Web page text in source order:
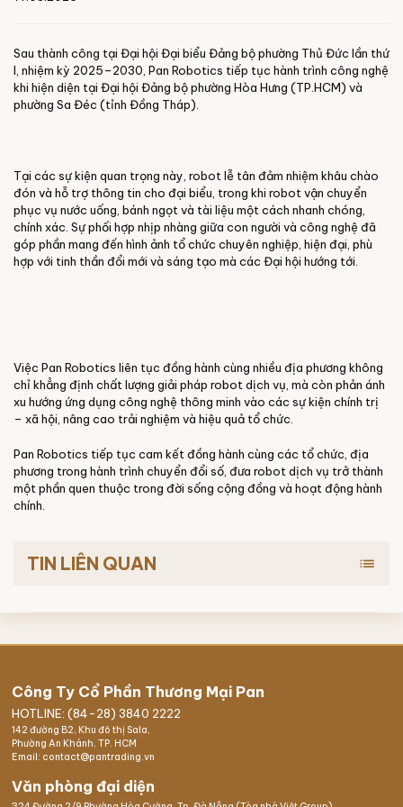
Sau thành công tại Đại hội Đại biểu Đảng bộ phường Thủ Đức lần thứ
I, nhiệm kỳ 2025–2030, Pan Robotics tiếp tục hành trình công nghệ
khi hiện diện tại Đại hội Đảng bộ phường Hòa Hưng (TP.HCM) và
phường Sa Đéc (tỉnh Đồng Tháp).
Tại các sự kiện quan trọng này, robot lễ tân đảm nhiệm khâu chào
đón và hỗ trợ thông tin cho đại biểu, trong khi robot vận chuyển
phục vụ nước uống, bánh ngọt và tài liệu một cách nhanh chóng,
chính xác. Sự phối hợp nhịp nhàng giữa con người và công nghệ đã
góp phần mang đến hình ảnh tổ chức chuyên nghiệp, hiện đại, phù
hợp với tinh thần đổi mới và sáng tạo mà các Đại hội hướng tới.
Việc Pan Robotics liên tục đồng hành cùng nhiều địa phương không
chỉ khẳng định chất lượng giải pháp robot dịch vụ, mà còn phản ánh
xu hướng ứng dụng công nghệ thông minh vào các sự kiện chính trị
– xã hội, nâng cao trải nghiệm và hiệu quả tổ chức.
Pan Robotics tiếp tục cam kết đồng hành cùng các tổ chức, địa
phương trong hành trình chuyển đổi số, đưa robot dịch vụ trở thành
một phần quen thuộc trong đời sống cộng đồng và hoạt động hành
chính.
TIN LIÊN QUAN list
Công Ty Cổ Phần Thương Mại Pan
HOTLINE: (84-28) 3840 2222
142 đường B2, Khu đô thị Sala,
Phường An Khánh, TP. HCM
Email: contact@pantrading.vn
Văn phòng đại diện